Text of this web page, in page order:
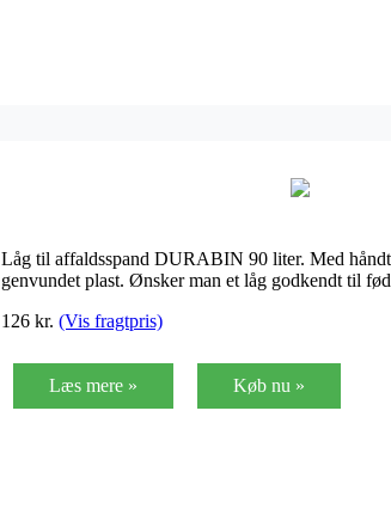
Låg til affaldsspand DURABIN 90 liter. Med
genvundet plast. Ønsker man et låg godkendt til
126 kr. (Vis fragtpris)
Læs mere » Køb nu »